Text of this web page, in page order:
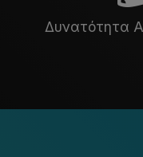
Δυνατότητα